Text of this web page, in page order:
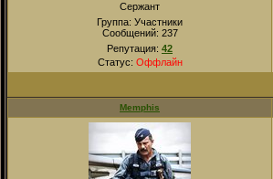
Сержант
Группа: Участники
Сообщений: 237
Репутация: 42
Статус: Оффлайн
Memphis